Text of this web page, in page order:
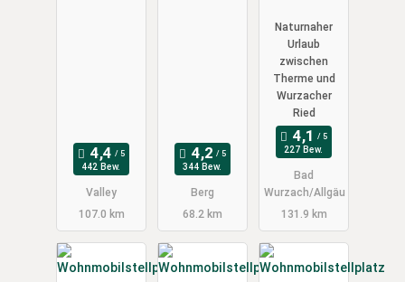
442 Bew.
Valley
107.0 km
344 Bew.
Berg
68.2 km
Wurzach
Naturnaher
Urlaub
zwischen
Therme und
Wurzacher
Ried
227 Bew.
Bad
Wurzach/Allgäu
131.9 km